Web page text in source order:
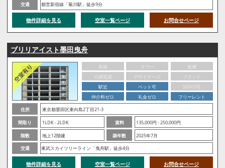
交通
都営新宿線「菊川駅」徒歩9分
物件詳細を見る 空室一覧ページ お問合せページ
ブリリアイスト墨田曳舟
新築 タワー
低層
分譲賃貸
デザイナーズ
ブランド
駅近
ペット可
SOHO可
仲介料ゼロ
礼金ゼロ
フリーレント
住所
東京都墨田区東向島2丁目21-3
間取り
1LDK - 2LDK 賃料
135,000円 - 250,000円
階数
地上12階建 築年数
2025年7月
交通
東武スカイツリーライン「曳舟駅」徒歩4分
物件詳細を見る 空室一覧ページ お問合せページ